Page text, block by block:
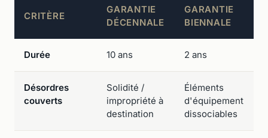
CRITÈRE
GARANTIE
DÉCENNALE
GARANTIE
BIENNALE
Durée 10 ans 2 ans
Désordres
couverts
Solidité /
impropriété à
destination
Éléments
d'équipement
dissociables